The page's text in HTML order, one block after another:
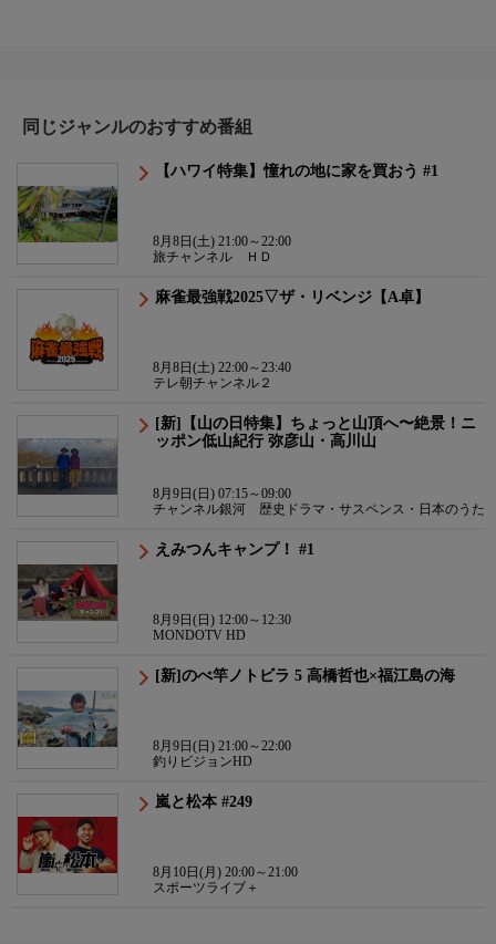
同じジャンルのおすすめ番組
【ハワイ特集】憧れの地に家を買おう #1
8月8日(土) 21:00～22:00
旅チャンネル ＨＤ
麻雀最強戦2025▽ザ・リベンジ【A卓】
8月8日(土) 22:00～23:40
テレ朝チャンネル２
[新]【山の日特集】ちょっと山頂へ〜絶景！ニ
ッポン低山紀行 弥彦山・高川山
8月9日(日) 07:15～09:00
チャンネル銀河 歴史ドラマ・サスペンス・日本のうた
えみつんキャンプ！ #1
8月9日(日) 12:00～12:30
MONDOTV HD
[新]のべ竿ノトビラ 5 高橋哲也×福江島の海
8月9日(日) 21:00～22:00
釣りビジョンHD
嵐と松本 #249
8月10日(月) 20:00～21:00
スポーツライブ＋